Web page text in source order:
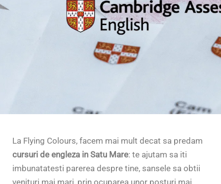
La Flying Colours, facem mai mult decat sa predam
cursuri de engleza in Satu Mare: te ajutam sa iti
imbunatatesti parerea despre tine, sansele sa obtii